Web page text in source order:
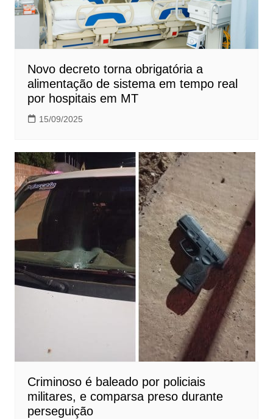
Novo decreto torna obrigatória a
alimentação de sistema em tempo real
por hospitais em MT
15/09/2025
Criminoso é baleado por policiais
militares, e comparsa preso durante
perseguição